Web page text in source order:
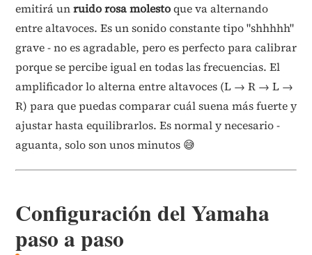
emitirá unruido rosa molestoque va alternando
entre altavoces. Es un sonido constante tipo "shhhhh"
grave - no es agradable, pero es perfecto para calibrar
porque se percibe igual en todas las frecuencias. El
amplificador lo alterna entre altavoces (L → R → L →
R) para que puedas comparar cuál suena más fuerte y
ajustar hasta equilibrarlos. Es normal y necesario -
aguanta, solo son unos minutos 😅
Configuración del Yamaha
paso a paso